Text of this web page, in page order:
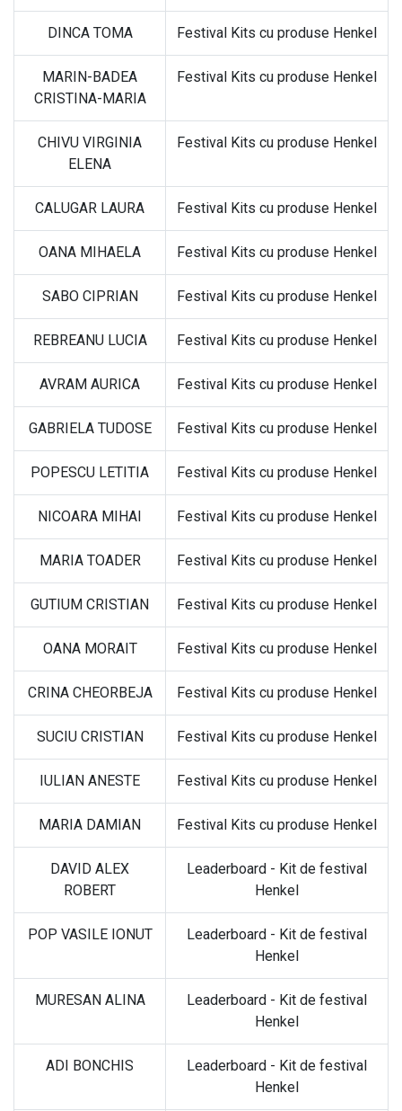
DINCA TOMA Festival Kits cu produse Henkel
MARIN-BADEA
CRISTINA-MARIA
Festival Kits cu produse Henkel
CHIVU VIRGINIA
ELENA
Festival Kits cu produse Henkel
CALUGAR LAURA Festival Kits cu produse Henkel
OANA MIHAELA Festival Kits cu produse Henkel
SABO CIPRIAN Festival Kits cu produse Henkel
REBREANU LUCIA Festival Kits cu produse Henkel
AVRAM AURICA Festival Kits cu produse Henkel
GABRIELA TUDOSE Festival Kits cu produse Henkel
POPESCU LETITIA Festival Kits cu produse Henkel
NICOARA MIHAI Festival Kits cu produse Henkel
MARIA TOADER Festival Kits cu produse Henkel
GUTIUM CRISTIAN Festival Kits cu produse Henkel
OANA MORAIT Festival Kits cu produse Henkel
CRINA CHEORBEJA Festival Kits cu produse Henkel
SUCIU CRISTIAN Festival Kits cu produse Henkel
IULIAN ANESTE Festival Kits cu produse Henkel
MARIA DAMIAN Festival Kits cu produse Henkel
DAVID ALEX
ROBERT
Leaderboard - Kit de festival
Henkel
POP VASILE IONUT
Leaderboard - Kit de festival
Henkel
MURESAN ALINA
Leaderboard - Kit de festival
Henkel
ADI BONCHIS
Leaderboard - Kit de festival
Henkel